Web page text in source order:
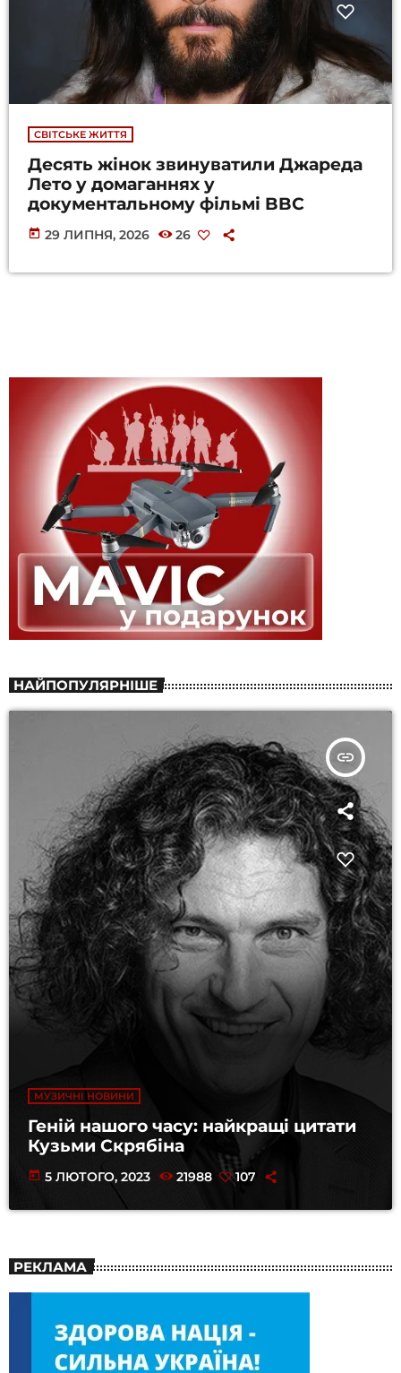
СВІТСЬКЕ ЖИТТЯ
Десять жінок звинуватили Джареда
Лето у домаганнях у
документальному фільмі BBC
today 29 ЛИПНЯ, 2026 26
НАЙПОПУЛЯРНІШЕ
insert_link
МУЗИЧНІ НОВИНИ
Геній нашого часу: найкращі цитати
Кузьми Скрябіна
today 5 ЛЮТОГО, 2023 21988 107
РЕКЛАМА